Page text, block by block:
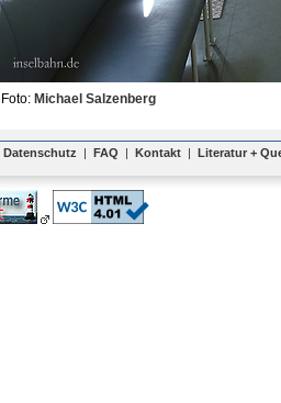
Foto: Michael Salzenberg
Datenschutz | FAQ | Kontakt | Literatur +